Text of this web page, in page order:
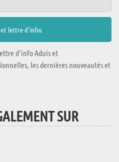
d'info Aduis et
les dernières nouveautés et
SUR